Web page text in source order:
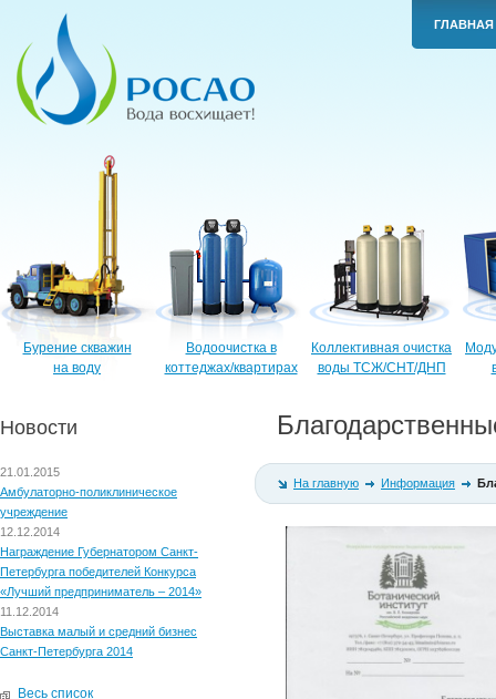
ГЛАВНАЯ
Бурение скважин
на воду
Водоочистка в
коттеджах/квартирах
Коллективная очистка
воды ТСЖ/СНТ/ДНП
Новости
21.01.2015
Амбулаторно-поликлиническое
учреждение
12.12.2014
Награждение Губернатором Санкт-
Петербурга победителей Конкурса
«Лучший предприниматель – 2014»
11.12.2014
Выставка малый и средний бизнес
Санкт-Петербурга 2014
Весь список
На главную Информация